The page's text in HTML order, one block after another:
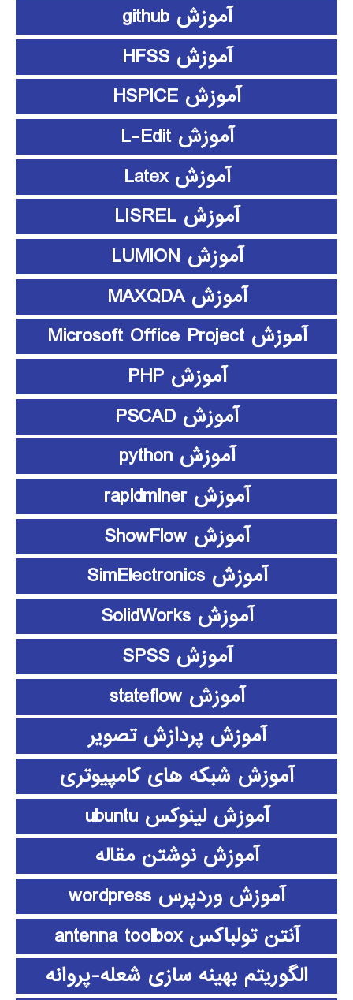
آموزش github
آموزش HFSS
آموزش HSPICE
آموزش L-Edit
آموزش Latex
آموزش LISREL
آموزش LUMION
آموزش MAXQDA
آموزش Microsoft Office Project
آموزش PHP
آموزش PSCAD
آموزش python
آموزش rapidminer
آموزش ShowFlow
آموزش SimElectronics
آموزش SolidWorks
آموزش SPSS
آموزش stateflow
آموزش پردازش تصویر
آموزش شبکه های کامپیوتری
آموزش لینوکس ubuntu
آموزش نوشتن مقاله
آموزش وردپرس wordpress
آنتن تولباکس antenna toolbox
الگوریتم بهینه سازی شعله-پروانه